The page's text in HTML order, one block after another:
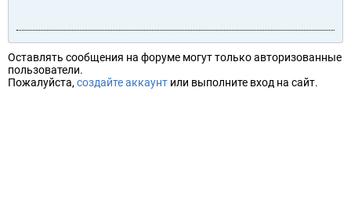
Оставлять сообщения на форуме могут только авторизованные
пользователи.
Пожалуйста, создайте аккаунт или выполните вход на сайт.